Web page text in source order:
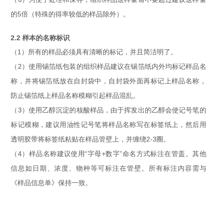
的5倍（特殊的得率较低的样品除外）。
2.2 样本的名称标识
（1）所有的样品必须具有清晰的标记，并且简洁明了。
（2）使用锡箔纸包装的组织样品建议在锡箔纸内外均标记样品名
称，并将锡箔纸放在自封袋中，自封袋外面再标记上样品名称，
防止锡箔纸上样品名称模糊引起样品混乱。
（3）使用乙醇沉淀的核酸样品，由于挥发出的乙醇会使记号笔的
标记模糊，建议用油性记号笔将样品名称写在标签纸上，然后用
透明胶带将标签纸粘贴在样品管壁上，并缠绕2-3圈。
（4）样品名称建议使用“字母+数字”命名方式标注在管盖。其他
信息如日期、浓度、物种等可标注在管壁。所有标注内容需与
《样品信息单》保持一致。